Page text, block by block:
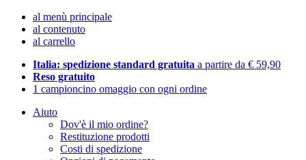
al menù principale
al contenuto
al carrello
Italia: spedizione standard gratuita a partire da € 59,90
Reso gratuito
1 campioncino omaggio con ogni ordine
Aiuto
Dov'è il mio ordine?
Restituzione prodotti
Costi di spedizione